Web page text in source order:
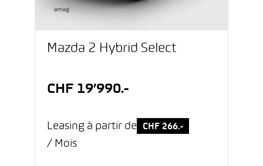
Mazda 2 Hybrid Select
CHF 19’990.-
Leasing à partir de CHF 266.-
/ Mois